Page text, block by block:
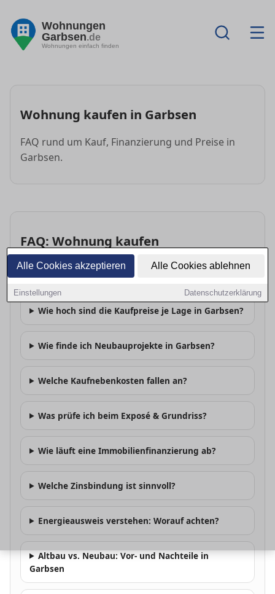
Alle Cookies akzeptieren Alle Cookies ablehnen
Einstellungen Datenschutzerklärung
Wohnungen
Garbsen.de
Wohnungen einfach finden
Wohnung kaufen in Garbsen
FAQ rund um Kauf, Finanzierung und Preise in
Garbsen.
FAQ: Wohnung kaufen
Lohnt sich Kaufen vs. Mieten in Garbsen?
Wie hoch sind die Kaufpreise je Lage in Garbsen?
Wie finde ich Neubauprojekte in Garbsen?
Welche Kaufnebenkosten fallen an?
Was prüfe ich beim Exposé & Grundriss?
Wie läuft eine Immobilienfinanzierung ab?
Welche Zinsbindung ist sinnvoll?
Energieausweis verstehen: Worauf achten?
Altbau vs. Neubau: Vor- und Nachteile in
Garbsen